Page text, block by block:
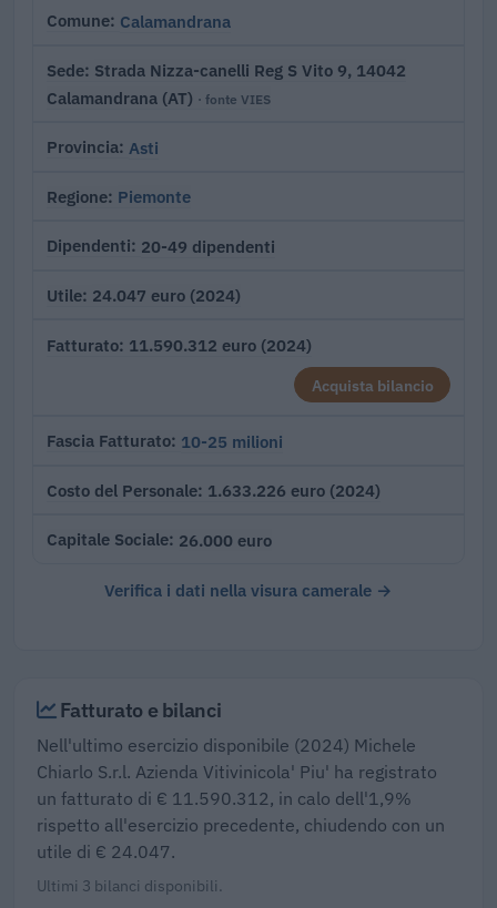
Comune Calamandrana
Sede Strada Nizza-canelli Reg S Vito 9, 14042
Calamandrana (AT) · fonte VIES
Provincia Asti
Regione Piemonte
Dipendenti 20-49 dipendenti
Utile 24.047 euro (2024)
Fatturato 11.590.312 euro (2024)
Acquista bilancio
Fascia Fatturato 10-25 milioni
Costo del Personale 1.633.226 euro (2024)
Capitale Sociale 26.000 euro
Verifica i dati nella visura camerale →
Fatturato e bilanci
Nell'ultimo esercizio disponibile (2024) Michele
Chiarlo S.r.l. Azienda Vitivinicola' Piu' ha registrato
un fatturato di € 11.590.312, in calo dell'1,9%
rispetto all'esercizio precedente, chiudendo con un
utile di € 24.047.
Ultimi 3 bilanci disponibili.